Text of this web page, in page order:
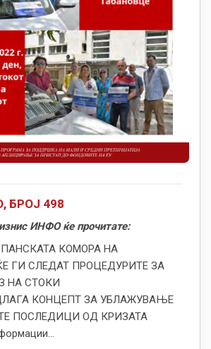
БРОЈ 498
ИНФО ќе прочитате:
КОМОРА НА
ГИ СЛЕДАТ ПРОЦЕДУРИТЕ ЗА
НА СТОКИ
КОНЦЕПТ ЗА УБЛАЖУВАЊЕ
ПОСЛЕДИЦИ ОД КРИЗАТА